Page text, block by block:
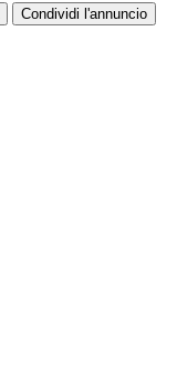
Condividi l'annuncio